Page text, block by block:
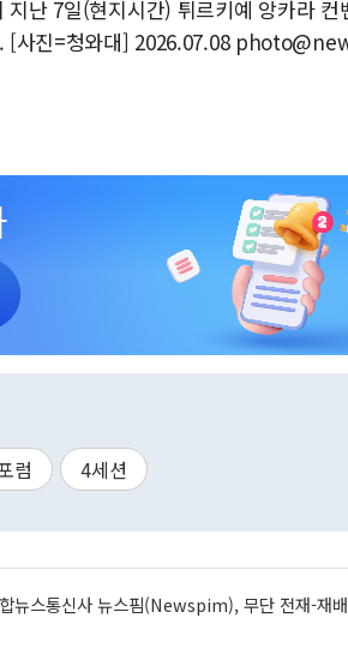
난 7일(현지시간) 튀르키예 앙카라 컨
[사진=청와대] 2026.07.08
럼 4세션
뉴스통신사 뉴스핌(Newspim), 무단 전재-재